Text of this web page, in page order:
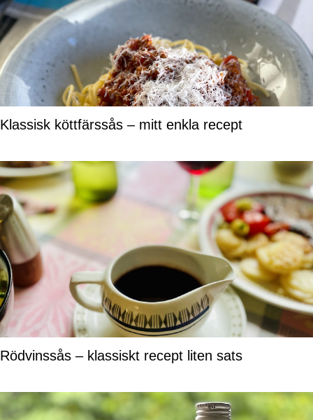
Klassisk köttfärssås – mitt enkla recept
Rödvinssås – klassiskt recept liten sats